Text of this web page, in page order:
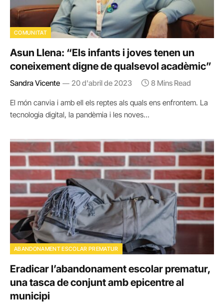
COMUNITAT
Asun Llena: “Els infants i joves tenen un
coneixement digne de qualsevol acadèmic”
Sandra Vicente 20 d'abril de 2023 8 Mins Read
El món canvia i amb ell els reptes als quals ens enfrontem. La
tecnologia digital, la pandèmia i les noves…
ABANDONAMENT ESCOLAR PREMATUR
Eradicar l’abandonament escolar prematur,
una tasca de conjunt amb epicentre al
municipi